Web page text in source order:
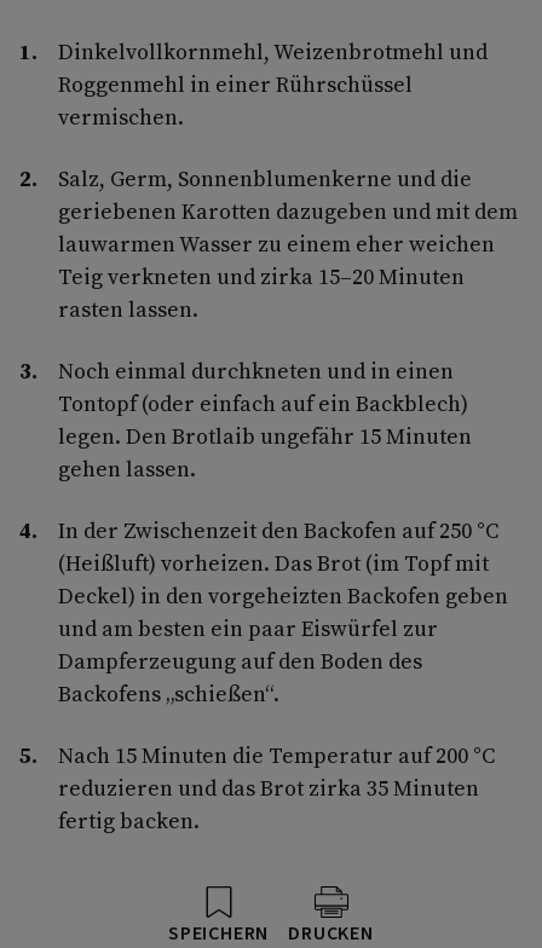
Dinkelvollkornmehl, Weizenbrotmehl und
Roggenmehl in einer Rührschüssel
vermischen.
Salz, Germ, Sonnenblumenkerne und die
geriebenen Karotten dazugeben und mit dem
lauwarmen Wasser zu einem eher weichen
Teig verkneten und zirka 15–20 Minuten
rasten lassen.
Noch einmal durchkneten und in einen
Tontopf (oder einfach auf ein Backblech)
legen. Den Brotlaib ungefähr 15 Minuten
gehen lassen.
In der Zwischenzeit den Backofen auf 250 °C
(Heißluft) vorheizen. Das Brot (im Topf mit
Deckel) in den vorgeheizten Backofen geben
und am besten ein paar Eiswürfel zur
Dampferzeugung auf den Boden des
Backofens „schießen“.
Nach 15 Minuten die Temperatur auf 200 °C
reduzieren und das Brot zirka 35 Minuten
fertig backen.
SPEICHERN DRUCKEN